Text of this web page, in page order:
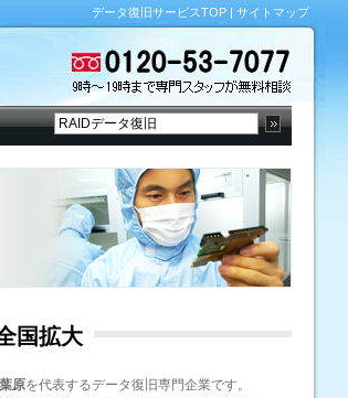
データ復旧サービスTOP | サイトマップ
国拡大
原を代表するデータ復旧専門企業です。